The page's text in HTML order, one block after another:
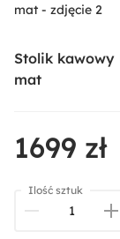
Stolik kawowy
mat
1699 zł
Ilość sztuk